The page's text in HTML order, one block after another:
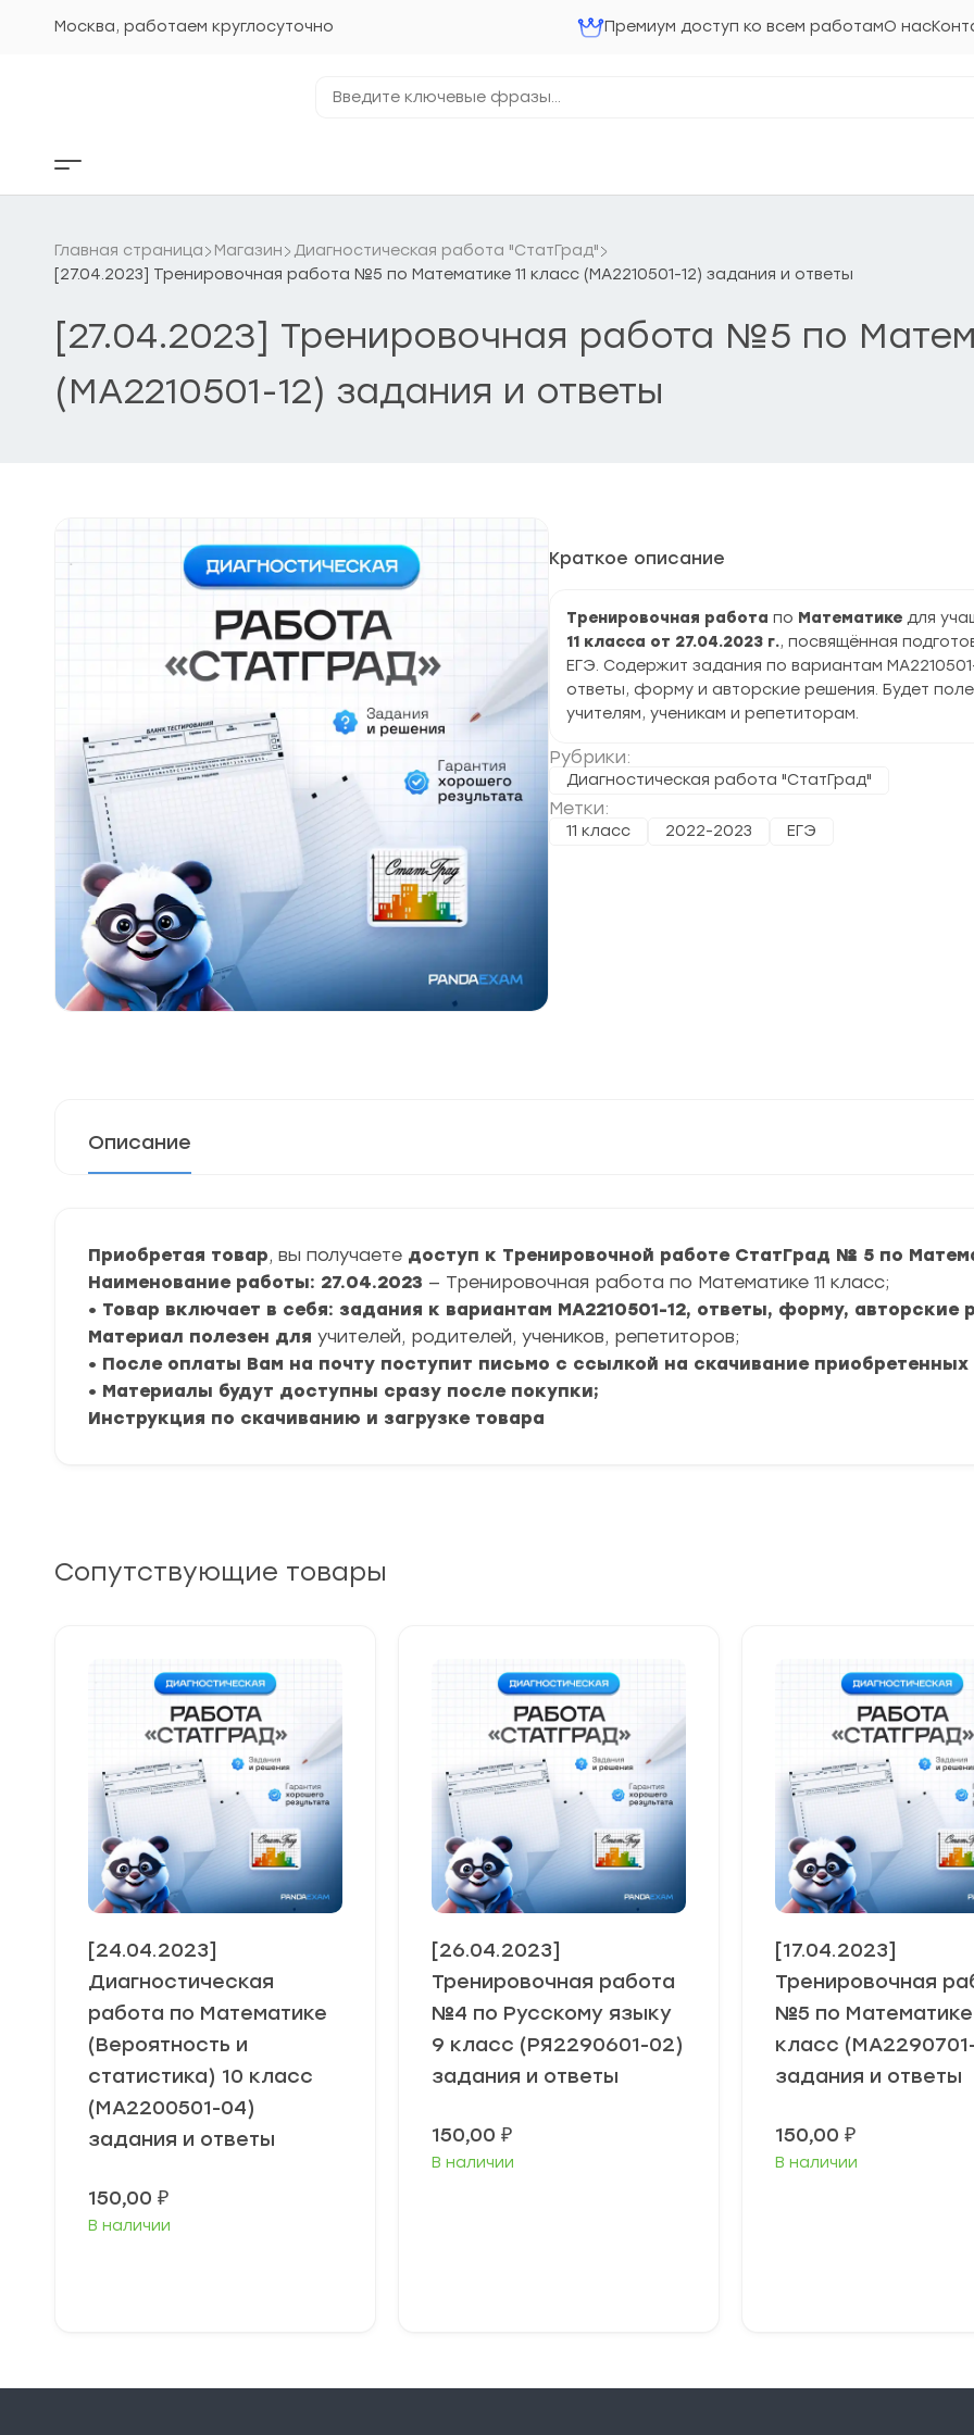
Москва, работаем круглосуточно Премиум доступ ко всем работамО нас
ключевые
Кнопка
бокового
Главная страница Магазин
Диагностическая работа "СтатГрад"
[27.04.2023] Тренировочная работа №5 по Математике 11 класс (МА2210501-12) задания и ответы
[27.04.2023] Тренировочная работа №5 по
(МА2210501-12) задания и ответы
Краткое описание
Тренировочная работа по Математике для
11 класса от 27.04.2023 г., посвящённая
ЕГЭ. Содержит задания по вариантам
ответы, форму и авторские решения. Будет
учителям, ученикам и репетиторам.
Рубрики:
Диагностическая работа "СтатГрад"
Метки:
11 класс 2022-2023 ЕГЭ
Описание
Приобретая товар, вы получаете доступ к Тренировочной работе СтатГрад № 5 по
Наименование работы: 27.04.2023 — Тренировочная работа по Математике 11 класс;
• Товар включает в себя: задания к вариантам МА2210501-12, ответы, форму, авторские
Материал полезен для учителей, родителей, учеников, репетиторов;
• После оплаты Вам на почту поступит письмо с ссылкой на скачивание приобретенных
• Материалы будут доступны сразу после покупки;
Инструкция по скачиванию и загрузке товара
Сопутствующие товары
[24.04.2023]
Диагностическая
работа по Математике
(Вероятность и
статистика) 10 класс
(МА2200501-04)
задания и ответы
150,00 ₽
В наличии
[26.04.2023]
Тренировочная работа
№4 по Русскому языку
9 класс (РЯ2290601-02)
задания и ответы
150,00 ₽
В наличии
[17.04.2023]
Тренировочная
№5 по
класс
задания и ответы
150,00 ₽
В наличии